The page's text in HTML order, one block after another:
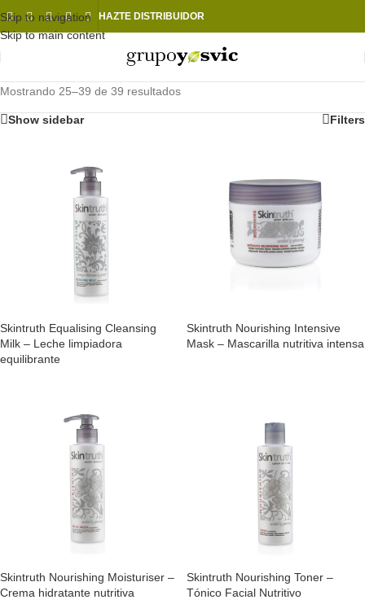
Skip to navigation
Skip to main content
HAZTE DISTRIBUIDOR
Mostrando 25–39 de 39 resultados
Show sidebar Filters
Skintruth Equalising Cleansing
Milk – Leche limpiadora
equilibrante
Skintruth Nourishing Intensive
Mask – Mascarilla nutritiva intensa
Skintruth Nourishing Moisturiser –
Crema hidratante nutritiva
Skintruth Nourishing Toner –
Tónico Facial Nutritivo